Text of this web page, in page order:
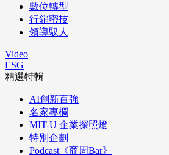
數位轉型
行銷密技
領導馭人
Video
ESG
精選特輯
AI創新百強
名家專欄
MIT-U 企業探照燈
特別企劃
Podcast《商周Bar》